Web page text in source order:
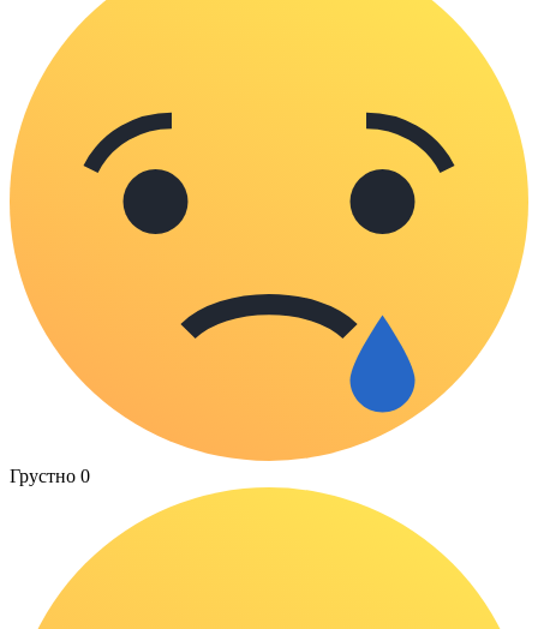
Грустно 0